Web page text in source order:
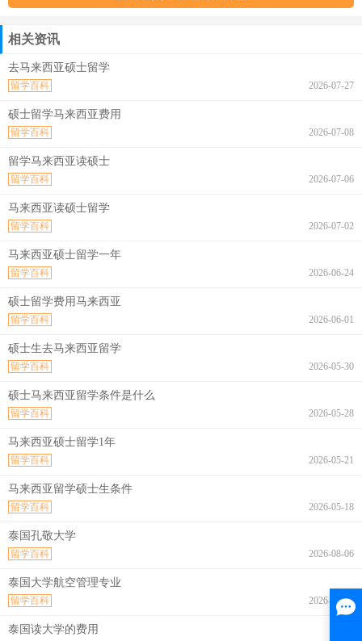
相关资讯
去马来西亚硕士留学
2026-07-27
留学百科
硕士留学马来西亚费用
2026-07-08
留学百科
留学马来西亚读硕士
2026-07-06
留学百科
马来西亚读硕士留学
2026-07-02
留学百科
马来西亚硕士留学一年
2026-06-24
留学百科
硕士留学费用马来西亚
2026-06-01
留学百科
硕士生去马来西亚留学
2026-05-30
留学百科
硕士马来西亚留学条件是什么
2026-05-28
留学百科
马来西亚硕士留学1年
2026-05-21
留学百科
马来西亚留学硕士生条件
2026-05-18
留学百科
泰国孔敬大学
2026-08-06
留学百科
泰国大学航空管理专业
2026-08-06
留学百科
泰国读大学的费用